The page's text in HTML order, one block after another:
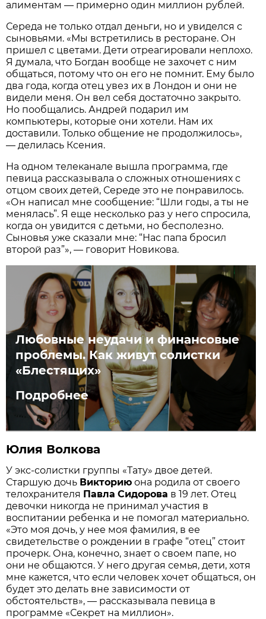
алиментам — примерно один миллион рублей.
Середа не только отдал деньги, но и увиделся с
сыновьями. «Мы встретились в ресторане. Он
пришел с цветами. Дети отреагировали неплохо.
Я думала, что Богдан вообще не захочет с ним
общаться, потому что он его не помнит. Ему было
два года, когда отец увез их в Лондон и они не
видели меня. Он вел себя достаточно закрыто.
Но пообщались. Андрей подарил им
компьютеры, которые они хотели. Нам их
доставили. Только общение не продолжилось»,
— делилась Ксения.
На одном телеканале вышла программа, где
певица рассказывала о сложных отношениях с
отцом своих детей, Середе это не понравилось.
«Он написал мне сообщение: “Шли годы, а ты не
менялась”. Я еще несколько раз у него спросила,
когда он увидится с детьми, но бесполезно.
Сыновья уже сказали мне: “Нас папа бросил
второй раз”», — говорит Новикова.
Любовные неудачи и финансовые
проблемы. Как живут солистки
«Блестящих»
Подробнее
Юлия Волкова
У экс-солистки группы «Тату» двое детей.
Старшую дочь Викторию она родила от своего
телохранителя Павла Сидорова в 19 лет. Отец
девочки никогда не принимал участия в
воспитании ребенка и не помогал материально.
«Это моя дочь, у нее моя фамилия, в ее
свидетельстве о рождении в графе “отец” стоит
прочерк. Она, конечно, знает о своем папе, но
они не общаются. У него другая семья, дети, хотя
мне кажется, что если человек хочет общаться, он
будет это делать вне зависимости от
обстоятельств», — рассказывала певица в
программе «Секрет на миллион».